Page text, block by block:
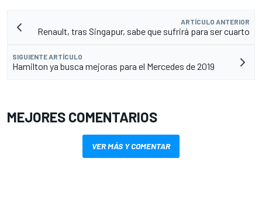
ARTÍCULO ANTERIOR
Renault, tras Singapur, sabe que sufrirá para ser cuarto
SIGUIENTE ARTÍCULO
Hamilton ya busca mejoras para el Mercedes de 2019
MEJORES COMENTARIOS
VER MÁS Y COMENTAR